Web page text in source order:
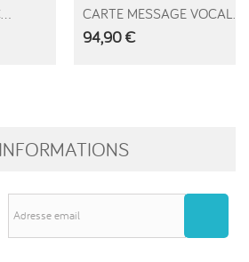
CARTE MESSAGE VOCAL...
94,90 €